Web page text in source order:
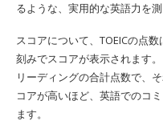
るような、実用的な英語力を測
スコアについて、TOEICの点
刻みでスコアが表示されます
リーディングの合計点数で、
コアが高いほど、英語でのコ
ます。